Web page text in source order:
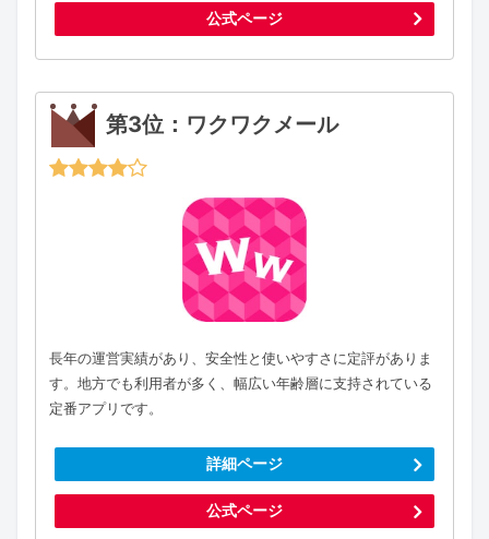
公式ページ
第3位：ワクワクメール
長年の運営実績があり、安全性と使いやすさに定評がありま
す。地方でも利用者が多く、幅広い年齢層に支持されている
定番アプリです。
詳細ページ
公式ページ